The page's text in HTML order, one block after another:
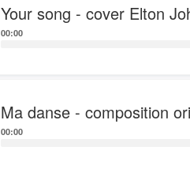
Your song - cover Elton
00:00
Ma danse - composition
00:00